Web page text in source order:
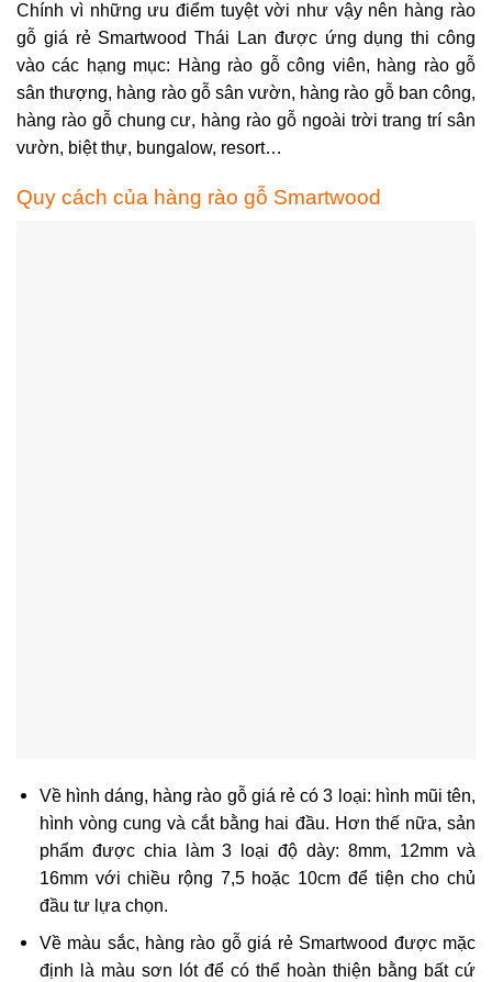
Chính vì những ưu điểm tuyệt vời như vậy nên hàng rào
gỗ giá rẻ Smartwood Thái Lan được ứng dụng thi công
vào các hạng mục: Hàng rào gỗ công viên, hàng rào gỗ
sân thượng, hàng rào gỗ sân vườn, hàng rào gỗ ban công,
hàng rào gỗ chung cư, hàng rào gỗ ngoài trời trang trí sân
vườn, biệt thự, bungalow, resort…
Quy cách của hàng rào gỗ Smartwood
Về hình dáng, hàng rào gỗ giá rẻcó 3 loại: hình mũi tên,
hình vòng cung và cắt bằng hai đầu. Hơn thế nữa, sản
phẩm được chia làm 3 loại độ dày: 8mm, 12mm và
16mm với chiều rộng 7,5 hoặc 10cm để tiện cho chủ
đầu tư lựa chọn.
Về màu sắc, hàng rào gỗ giá rẻ Smartwood được mặc
định là màu sơn lót để có thể hoàn thiện bằng bất cứ